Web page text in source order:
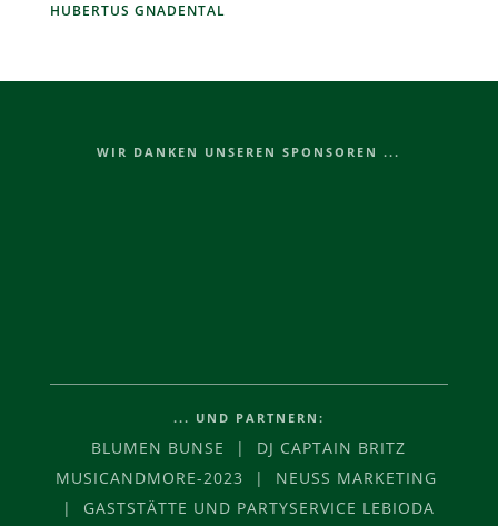
HUBERTUS GNADENTAL
WIR DANKEN UNSEREN SPONSOREN ...
... UND PARTNERN:
BLUMEN BUNSE | DJ CAPTAIN BRITZ
MUSICANDMORE-2023 | NEUSS MARKETING
| GASTSTÄTTE UND PARTYSERVICE LEBIODA